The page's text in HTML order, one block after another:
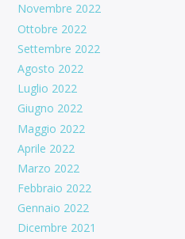
Novembre 2022
Ottobre 2022
Settembre 2022
Agosto 2022
Luglio 2022
Giugno 2022
Maggio 2022
Aprile 2022
Marzo 2022
Febbraio 2022
Gennaio 2022
Dicembre 2021